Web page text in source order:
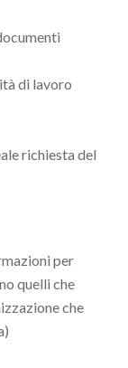
di lavoro
richiesta del
per
quelli che
che